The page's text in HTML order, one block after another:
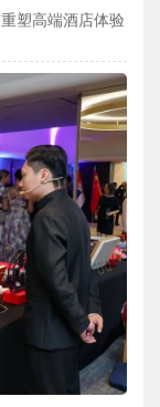
塑高端酒店体验